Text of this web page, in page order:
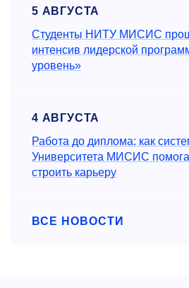
5 АВГУСТА
Студенты НИТУ МИСИС
интенсив лидерской
уровень»
4 АВГУСТА
Работа до диплома: как
Университета МИСИС
строить карьеру
ВСЕ НОВОСТИ